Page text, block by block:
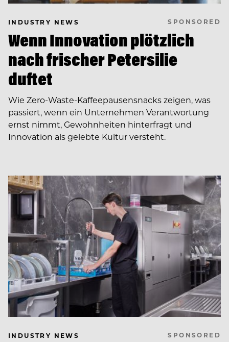
INDUSTRY NEWS SPONSORED
Wenn Innovation plötzlich
nach frischer Petersilie
duftet
Wie Zero-Waste-Kaffeepausensnacks zeigen, was
passiert, wenn ein Unternehmen Verantwortung
ernst nimmt, Gewohnheiten hinterfragt und
Innovation als gelebte Kultur versteht.
INDUSTRY NEWS SPONSORED